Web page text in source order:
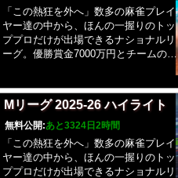
JETS(アースジェッツ)」がチームに加
わり、新Mリーガー7名、10チーム総
勢40名でのシーズンとなる。
「この熱狂を外へ」数多の麻雀プレイ
ヤー達の中から、ほんの一握りのトッ
ププロだけが出場できるナショナルリ
ーグ。優勝賞金7000万円とチームの威
2025-26では、新たに「EARTH
JETS(アースジェッツ)」がチームに加
わり、新Mリーガー7名、10チーム総
勢40名でのシーズンとなる。
Mリーグ 2025-26 ハイライト
無料公開:あと3324日2時間
「この熱狂を外へ」数多の麻雀プレイ
ヤー達の中から、ほんの一握りのトッ
ププロだけが出場できるナショナルリ